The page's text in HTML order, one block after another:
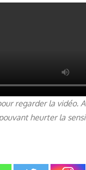
regarder la vidéo.
heurter la